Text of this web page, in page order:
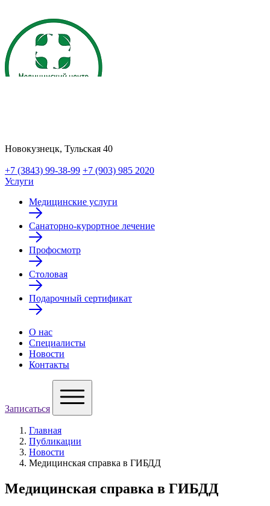
Новокузнецк, Тульская 40
+7 (3843) 99-38-99 +7 (903) 985 2020
Услуги
Медицинские услуги
Санаторно-курортное лечение
Профосмотр
Столовая
Подарочный сертификат
О нас
Специалисты
Новости
Контакты
Записаться
Главная
Публикации
Новости
Медицинская справка в ГИБДД
Медицинская справка в ГИБДД